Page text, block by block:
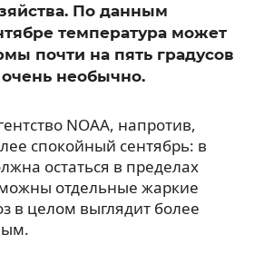
По данным
температура может
почти на пять градусов
необычно.
NOAA, напротив,
спокойный сентябрь: в
остаться в пределах
отдельные жаркие
в целом выглядит более